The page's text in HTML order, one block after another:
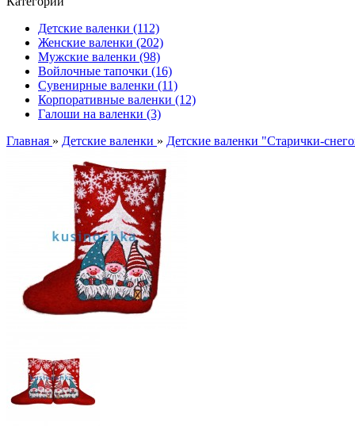
Детские валенки (112)
Женские валенки (202)
Мужские валенки (98)
Войлочные тапочки (16)
Сувенирные валенки (11)
Корпоративные валенки (12)
Галоши на валенки (3)
Главная » Детские валенки » Детские валенки "Старички-